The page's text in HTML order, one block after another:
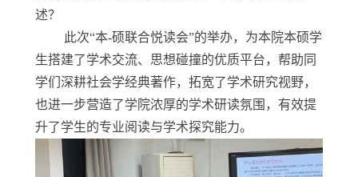
述？
此次“本-硕联合悦读会”的举办，为本院本硕学
生搭建了学术交流、思想碰撞的优质平台，帮助同
学们深耕社会学经典著作，拓宽了学术研究视野，
也进一步营造了学院浓厚的学术研读氛围，有效提
升了学生的专业阅读与学术探究能力。